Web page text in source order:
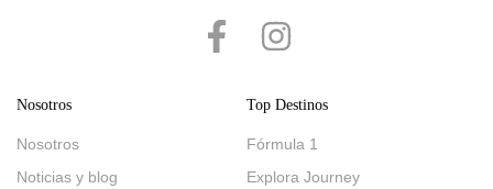
Nosotros
Nosotros
Noticias y blog
Top Destinos
Fórmula 1
Explora Journey